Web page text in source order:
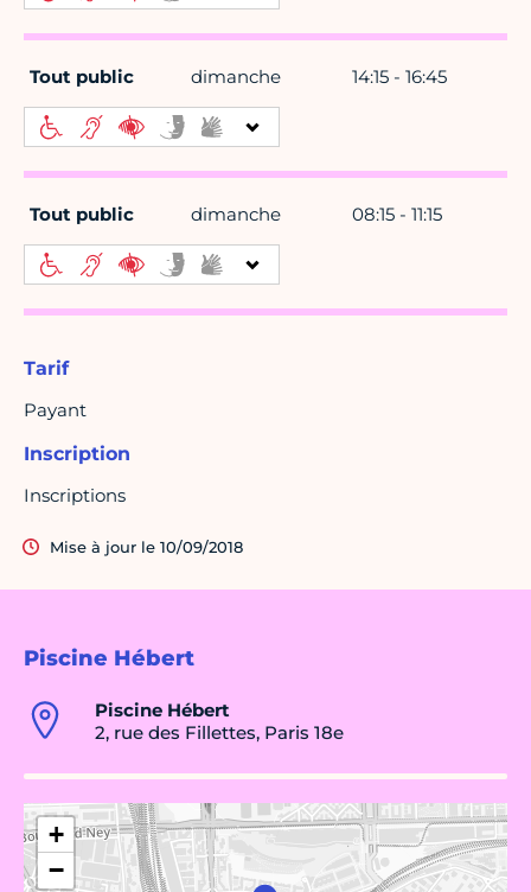
Piscine Hébert
Piscine Hébert
2, rue des Fillettes, Paris 18e
+
−
Tout public dimanche 14:15 - 16:45
Tout public dimanche 08:15 - 11:15
Tarif
Payant
Inscription
Inscriptions
Mise à jour le 10/09/2018